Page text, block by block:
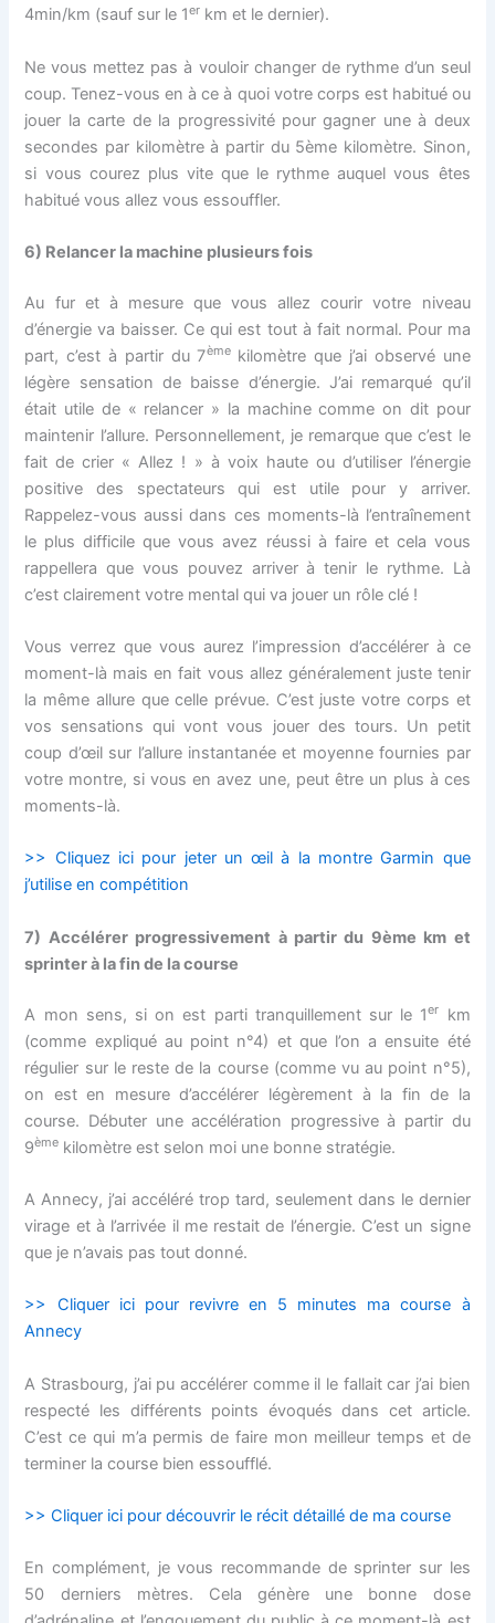
4min/km (sauf sur le 1er km et le dernier).
Ne vous mettez pas à vouloir changer de rythme d’un seul
coup. Tenez-vous en à ce à quoi votre corps est habitué ou
jouer la carte de la progressivité pour gagner une à deux
secondes par kilomètre à partir du 5ème kilomètre. Sinon,
si vous courez plus vite que le rythme auquel vous êtes
habitué vous allez vous essouffler.
6) Relancer la machine plusieurs fois
Au fur et à mesure que vous allez courir votre niveau
d’énergie va baisser. Ce qui est tout à fait normal. Pour ma
part, c’est à partir du 7èmekilomètre que j’ai observé une
légère sensation de baisse d’énergie. J’ai remarqué qu’il
était utile de « relancer » la machine comme on dit pour
maintenir l’allure. Personnellement, je remarque que c’est le
fait de crier « Allez ! » à voix haute ou d’utiliser l’énergie
positive des spectateurs qui est utile pour y arriver.
Rappelez-vous aussi dans ces moments-là l’entraînement
le plus difficile que vous avez réussi à faire et cela vous
rappellera que vous pouvez arriver à tenir le rythme. Là
c’est clairement votre mental qui va jouer un rôle clé !
Vous verrez que vous aurez l’impression d’accélérer à ce
moment-là mais en fait vous allez généralement juste tenir
la même allure que celle prévue. C’est juste votre corps et
vos sensations qui vont vous jouer des tours. Un petit
coup d’œil sur l’allure instantanée et moyenne fournies par
votre montre, si vous en avez une, peut être un plus à ces
moments-là.
>> Cliquez ici pour jeter un œil à la montre Garmin que
j’utilise en compétition
7) Accélérer progressivement à partir du 9ème km et
sprinter à la fin de la course
A mon sens, si on est parti tranquillement sur le 1er
km
(comme expliqué au point n°4) et que l’on a ensuite été
régulier sur le reste de la course (comme vu au point n°5),
on est en mesure d’accélérer légèrement à la fin de la
course. Débuter une accélération progressive à partir du
9ème kilomètre est selon moi une bonne stratégie.
A Annecy, j’ai accéléré trop tard, seulement dans le dernier
virage et à l’arrivée il me restait de l’énergie. C’est un signe
que je n’avais pas tout donné.
>> Cliquer ici pour revivre en 5 minutes ma course à
Annecy
A Strasbourg, j’ai pu accélérer comme il le fallait car j’ai bien
respecté les différents points évoqués dans cet article.
C’est ce qui m’a permis de faire mon meilleur temps et de
terminer la course bien essoufflé.
>> Cliquer ici pour découvrir le récit détaillé de ma course
En complément, je vous recommande de sprinter sur les
50 derniers mètres. Cela génère une bonne dose